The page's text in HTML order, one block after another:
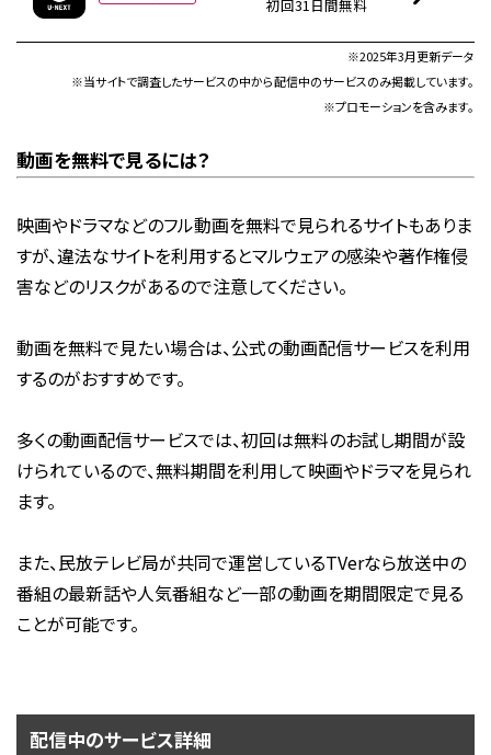
初回31日間無料
※2025年3月更新データ
※当サイトで調査したサービスの中から配信中のサービスのみ掲載しています。
※プロモーションを含みます。
動画を無料で見るには？
映画やドラマなどのフル動画を無料で見られるサイトもありま
すが、違法なサイトを利用するとマルウェアの感染や著作権侵
害などのリスクがあるので注意してください。
動画を無料で見たい場合は、公式の動画配信サービスを利用
するのがおすすめです。
多くの動画配信サービスでは、初回は無料のお試し期間が設
けられているので、無料期間を利用して映画やドラマを見られ
ます。
また、民放テレビ局が共同で運営しているTVerなら放送中の
番組の最新話や人気番組など一部の動画を期間限定で見る
ことが可能です。
配信中のサービス詳細